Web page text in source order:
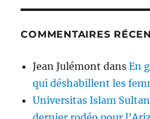
COMMENTAIRES
Jean Julémont dansEn
qui déshabillent les
Universitas Islam